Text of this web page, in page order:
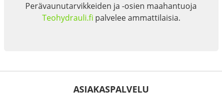
Perävaunutarvikkeiden ja -osien maahantuoja
Teohydrauli.fi palvelee ammattilaisia.
ASIAKASPALVELU